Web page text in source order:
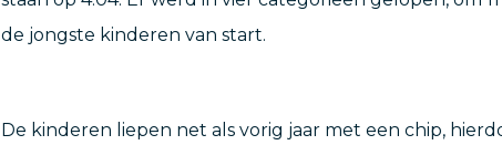
de jongste kinderen van start.
De kinderen liepen net als vorig jaar met een chip,